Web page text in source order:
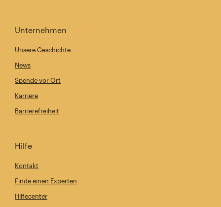
Unternehmen
Unsere Geschichte
News
Spende vor Ort
Karriere
Barrierefreiheit
Hilfe
Kontakt
Finde einen Experten
Hilfecenter